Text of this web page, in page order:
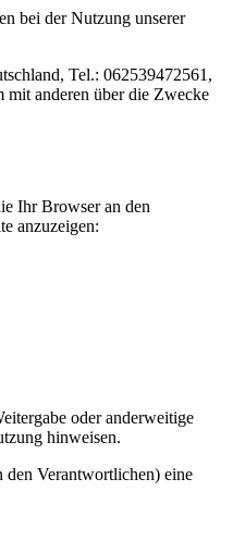
bei der Nutzung unserer
Tel.: 062539472561,
mit anderen über die Zwecke
Ihr Browser an den
anzuzeigen:
oder anderweitige
hinweisen.
den Verantwortlichen) eine